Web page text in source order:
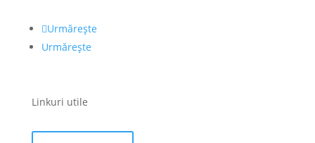
Urmărește
Urmărește
Linkuri utile